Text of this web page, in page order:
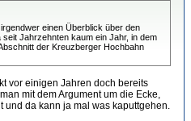
einen Überblick über den
Jahrzehnten kaum ein Jahr, in dem
der Kreuzberger Hochbahn
vor einigen Jahren doch bereits
mit dem Argument um die Ecke,
und da kann ja mal was kaputtgehen.